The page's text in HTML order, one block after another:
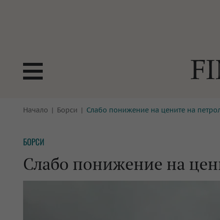
БОРСИ
КРИПТО
БАНКИ
ПАРИТЕ
ИМОТИ
Начало Борси Слабо понижение на цените на
БОРСИ
Слабо понижение на